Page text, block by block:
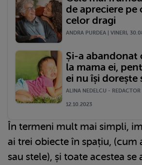
de apreciere pe
celor dragi
ANDRA PURDEA | VINERI,
Și-a abandonat
la mama ei,
ei nu își dorește
ALINA NEDELCU - REDACTOR
12.10.2023
În termeni mult mai simpli,
ai trei obiecte în spațiu, (cum
sau stele), și toate acestea se